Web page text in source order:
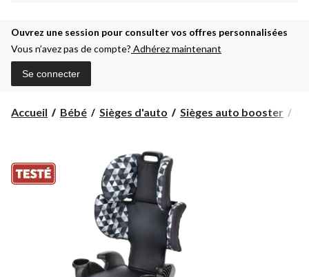
Ouvrez une session pour consulter vos offres personnalisées
Vous n’avez pas de compte? Adhérez maintenant
Se connecter
Accueil Bébé Sièges d'auto Sièges auto booster